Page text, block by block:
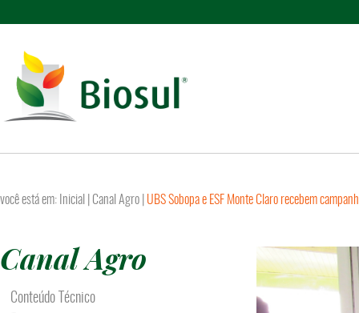
você está em: Inicial Canal Agro UBS Sobopa e ESF Monte Claro recebem
Canal Agro
Conteúdo Técnico